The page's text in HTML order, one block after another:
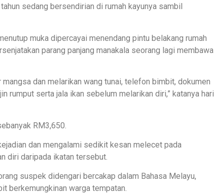
sedang bersendirian di rumah kayunya sambil
muka dipercayai menendang pintu belakang rumah
parang panjang manakala seorang lagi membawa
dan melarikan wang tunai, telefon bimbit, dokumen
rumput serta jala ikan sebelum melarikan diri,” katanya hari
RM3,650.
dan mengalami sedikit kesan melecet pada
diri daripada ikatan tersebut.
suspek didengari bercakap dalam Bahasa Melayu,
berkemungkinan warga tempatan.